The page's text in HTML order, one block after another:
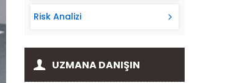
Risk Analizi
UZMANA DANIŞIN